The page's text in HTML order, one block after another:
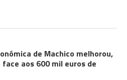
de Machico melhorou,
aos 600 mil euros de